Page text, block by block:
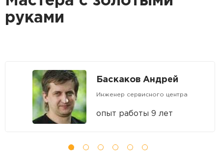
руками
Баскаков Андрей
Инженер сервисного центра
опыт работы 9 лет